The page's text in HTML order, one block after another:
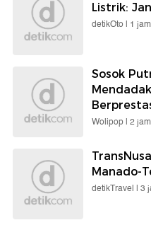
Listrik:
detikOto | 1
Sosok
Wolipop | 2
Manado-
detikTravel | 3